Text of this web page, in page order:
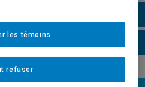
refuser
les témoins